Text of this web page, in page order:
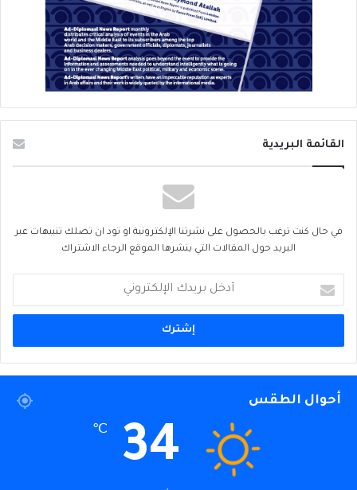
القائمة البريدية
في حال كنت ترغب بالحصول على نشرتنا الإلكترونية او تود ان تصلك تنبيهات عبر
البريد حول المقالات التي ينشرها الموقع الرجاء الاشتراك
بريدك
الإلكتروني
أحوال الطقس
34
℃